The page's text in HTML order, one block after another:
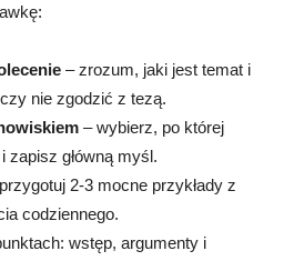
– zrozum, jaki jest temat i
nie zgodzić z tezą.
– wybierz, po której
zapisz główną myśl.
2-3 mocne przykłady z
codziennego.
wstęp, argumenty i